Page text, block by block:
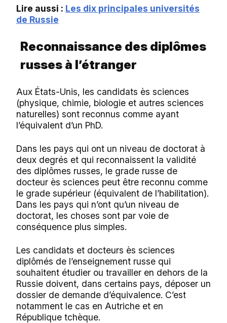
Lire aussi : Les dix principales universités
de Russie
Reconnaissance des diplômes
russes à l’étranger
Aux États-Unis, les candidats ès sciences
(physique, chimie, biologie et autres sciences
naturelles) sont reconnus comme ayant
l’équivalent d’un PhD.
Dans les pays qui ont un niveau de doctorat à
deux degrés et qui reconnaissent la validité
des diplômes russes, le grade russe de
docteur ès sciences peut être reconnu comme
le grade supérieur (équivalent de l’habilitation).
Dans les pays qui n’ont qu’un niveau de
doctorat, les choses sont par voie de
conséquence plus simples.
Les candidats et docteurs ès sciences
diplômés de l’enseignement russe qui
souhaitent étudier ou travailler en dehors de la
Russie doivent, dans certains pays, déposer un
dossier de demande d’équivalence. C’est
notamment le cas en Autriche et en
République tchèque.